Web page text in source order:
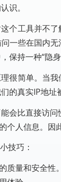
识。
个工具并不
一些在国内
持一种“隐身
很简单。当
的真实IP地址
会比直接访
人信息。因
技巧：
量和安全性。